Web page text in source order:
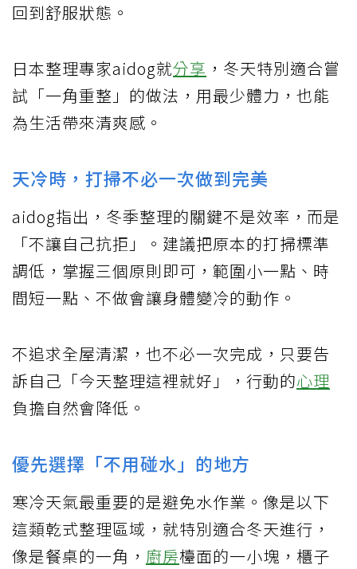
回到舒服狀態。
日本整理專家aidog就分享 ，冬天特別適合嘗
試「一角重整」的做法，用最少體力，也能
為生活帶來清爽感。
天冷時，打掃不必一次做到完美
aidog指出，冬季整理的關鍵不是效率，而是
「不讓自己抗拒」。建議把原本的打掃標準
調低，掌握三個原則即可，範圍小一點、時
間短一點、不做會讓身體變冷的動作。
不追求全屋清潔，也不必一次完成，只要告
訴自己「今天整理這裡就好」，行動的心理
負擔自然會降低。
優先選擇「不用碰水」的地方
寒冷天氣最重要的是避免水作業。像是以下
這類乾式整理區域，就特別適合冬天進行，
像是餐桌的一角， 廚房檯面的一小塊，櫃子